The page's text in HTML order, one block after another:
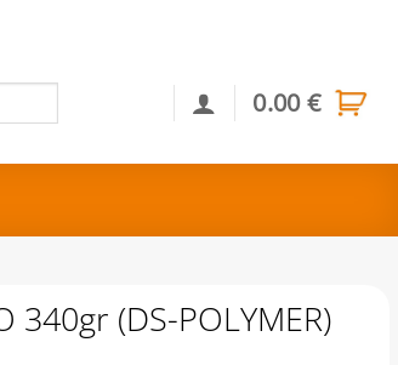
0.00€
(DS-POLYMER)